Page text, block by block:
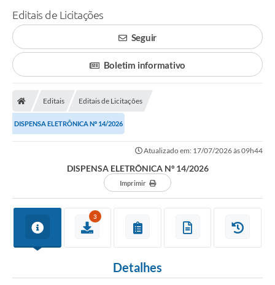
Nossa Cidade
Secretarias
Serviços Online
Carta de Serviços
Contato
Contratos
Vagas de Emprego - PAT
Plano Diretor
Planos de Tecnologia da Informação e Comunicação
Editais de Licitações
Seguir
Boletim informativo
Editais Editais de Licitações
DISPENSA ELETRÔNICA Nº 14/2026
Atualizado em: 17/07/2026 às 09h44
DISPENSA ELETRÔNICA Nº 14/2026
Imprimir
3
Detalhes